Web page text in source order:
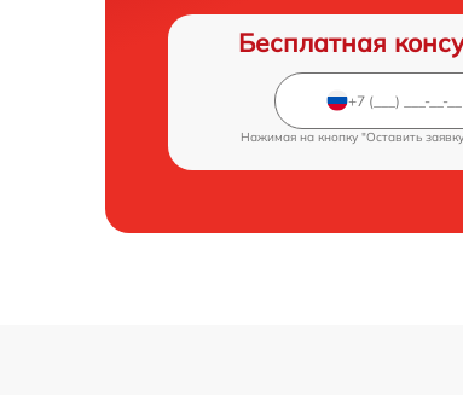
Бесплатная
Нажимая на кнопку "Оставить